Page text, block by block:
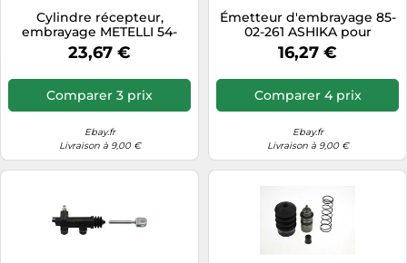
Cylindre récepteur,
embrayage METELLI 54-
0187
23,67 €
Comparer 3 prix
Ebay.fr
Livraison à 9,00 €
Émetteur d'embrayage 85-
02-261 ASHIKA pour
TOYOTA AVENSIS A trois
volumes
16,27 €
Comparer 4 prix
Ebay.fr
Livraison à 9,00 €